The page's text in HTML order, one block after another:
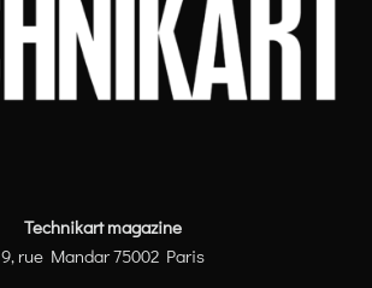
Technikart magazine
9, rue Mandar 75002 Paris